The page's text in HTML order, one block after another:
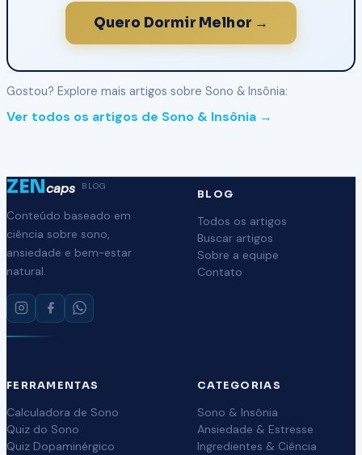
Quero Dormir Melhor →
Gostou? Explore mais artigos sobre Sono & Insônia:
Ver todos os artigos de Sono & Insônia →
ZENcaps BLOG
Conteúdo baseado em
ciência sobre sono,
ansiedade e bem-estar
natural.
BLOG
Todos os artigos
Buscar artigos
Sobre a equipe
Contato
FERRAMENTAS
Calculadora de Sono
Quiz do Sono
Quiz Dopaminérgico
CATEGORIAS
Sono & Insônia
Ansiedade & Estresse
Ingredientes & Ciência